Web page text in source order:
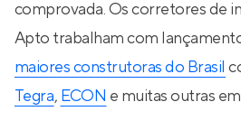
comprovada. Os corretores de
Apto trabalham com
maiores construtoras do Brasil
Tegra, ECON e muitas outras